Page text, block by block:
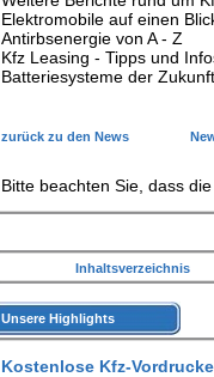
Elektromobile auf einen
Antirbsenergie von A - Z
Kfz Leasing - Tipps und
Batteriesysteme der Zukunft
zurück zu den News
Bitte beachten Sie, dass
Inhaltsverzeichnis
Unsere Highlights
Kostenlose Kfz-